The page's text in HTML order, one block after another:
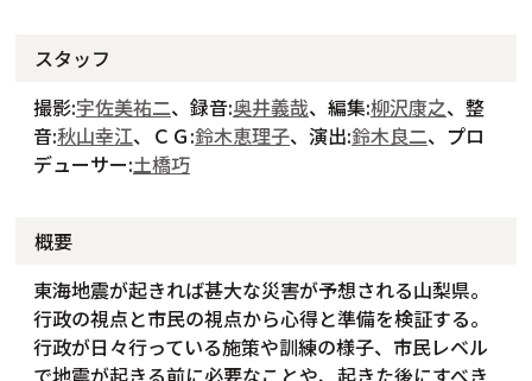
スタッフ
撮影:宇佐美祐二、録音:奥井義哉、編集:柳沢康之、整
音:秋山幸江、ＣＧ:鈴木恵理子、演出:鈴木良二、プロ
デューサー:土橋巧
概要
東海地震が起きれば甚大な災害が予想される山梨県。
行政の視点と市民の視点から心得と準備を検証する。
行政が日々行っている施策や訓練の様子、市民レベル
で地震が起きる前に必要なことや、起きた後にすべき